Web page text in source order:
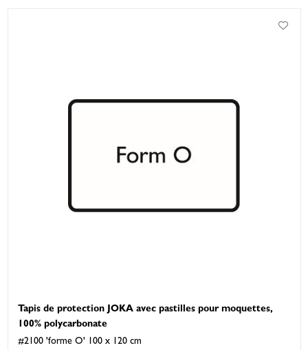
Tapis de protection JOKA avec pastilles pour moquettes,
100% polycarbonate
#2100 'forme O' 100 x 120 cm